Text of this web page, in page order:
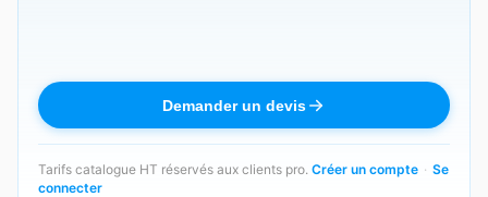
Demander un devis
Tarifs catalogue HT réservés aux clients pro. Créer un compte · Se
connecter